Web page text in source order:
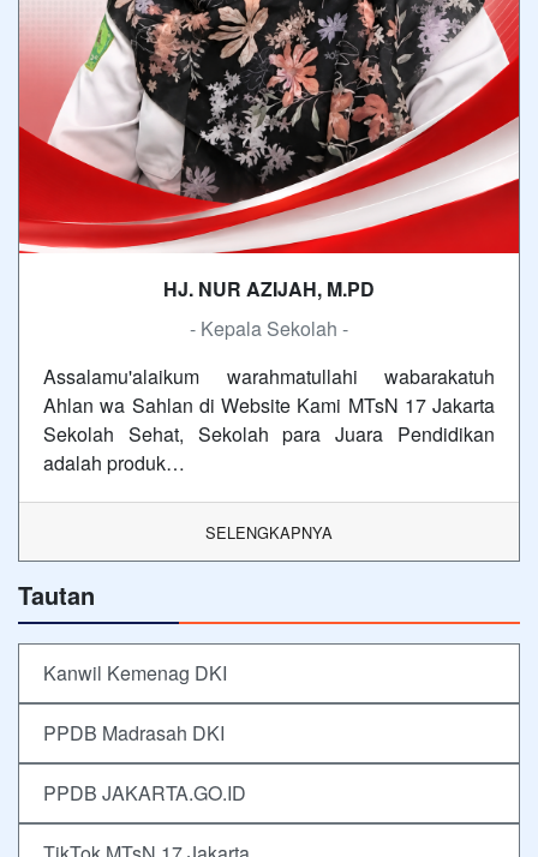
HJ. NUR AZIJAH, M.PD
- Kepala Sekolah -
Assalamu'alaikum warahmatullahi wabarakatuh
Ahlan wa Sahlan di Website Kami MTsN 17 Jakarta
Sekolah Sehat, Sekolah para Juara Pendidikan
adalah produk…
SELENGKAPNYA
Tautan
Kanwil Kemenag DKI
PPDB Madrasah DKI
PPDB JAKARTA.GO.ID